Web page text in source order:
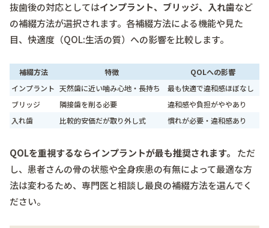
抜歯後の対応としてはインプラント、ブリッジ、入れ歯など
の補綴方法が選択されます。各補綴方法による機能や見た
目、快適度（QOL:生活の質）への影響を比較します。
補綴方法 特徴
QOLへの影響
インプラント 天然歯に近い噛み心地・長持ち
最も快適で違和感ほぼなし
ブリッジ
隣接歯を削る必要
違和感や負担がややあり
入れ歯
比較的安価だが取り外し式 慣れが必要・違和感あり
QOLを重視するならインプラントが最も推奨されます。
ただ
し、患者さんの骨の状態や全身疾患の有無によって最適な方
法は変わるため、専門医と相談し最良の補綴方法を選んでく
ださい。